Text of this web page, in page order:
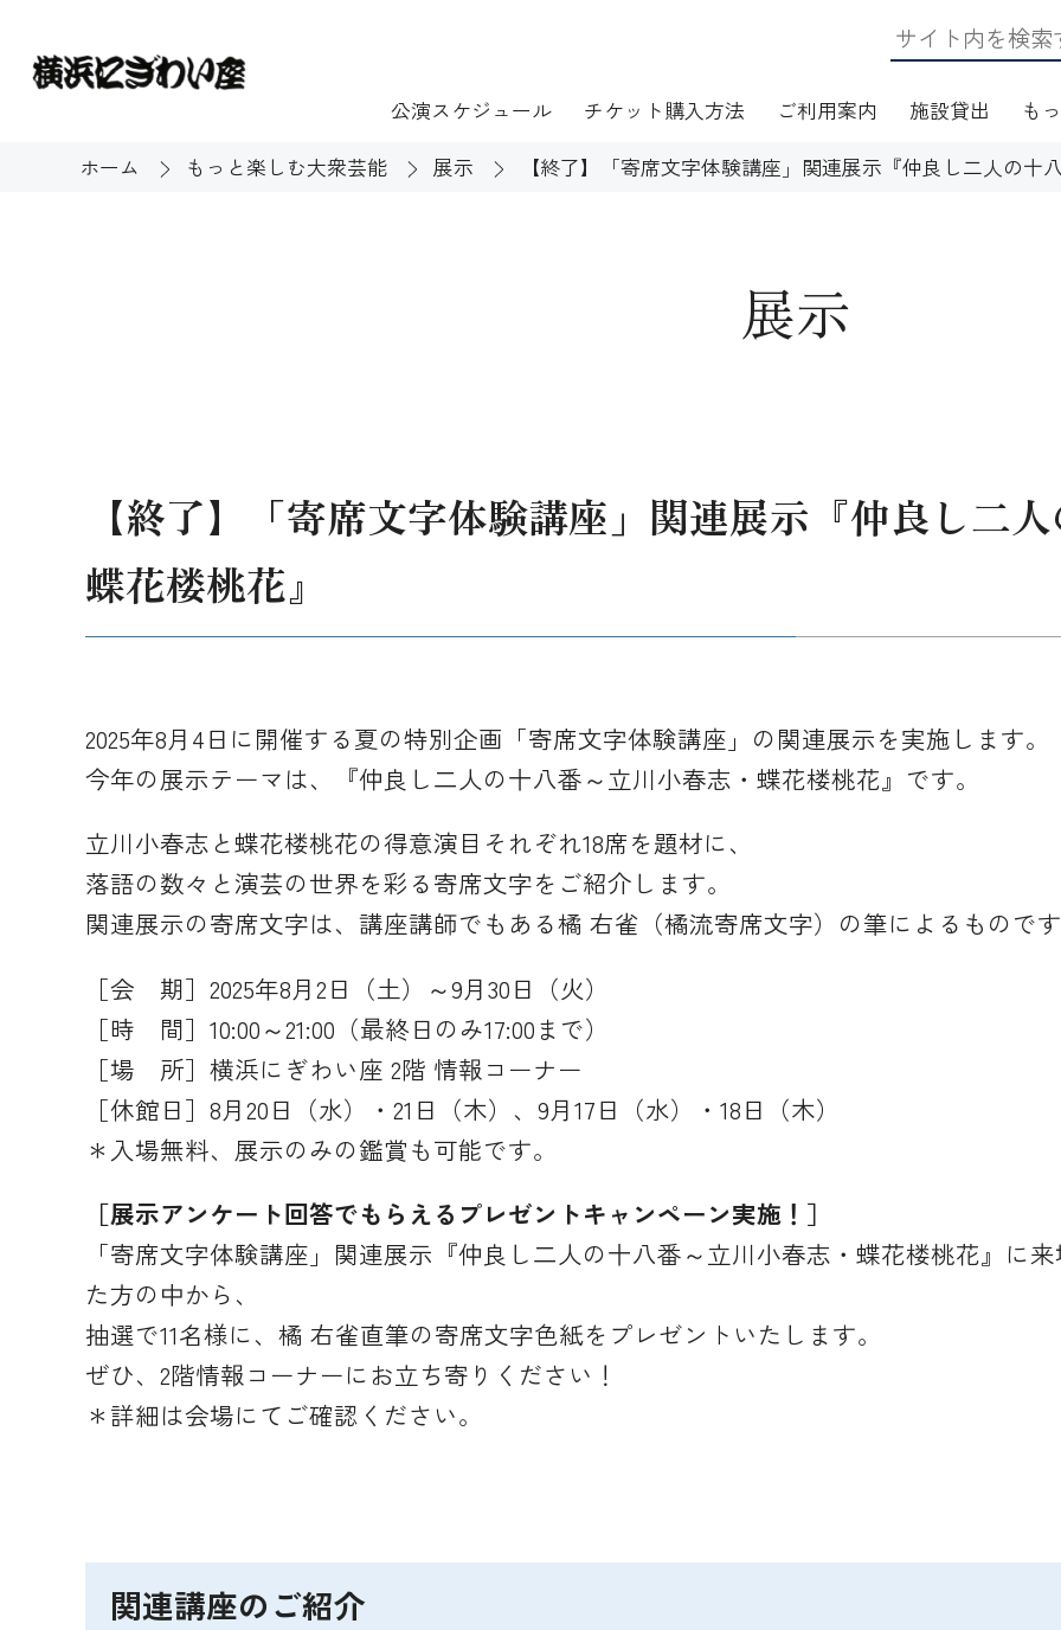
公演スケジュール チケット購入方法 ご利用案内
フロアマップ
施設貸出
施設資料
も
ワークショップ
ホーム もっと楽しむ大衆芸能 展示 【終了】「寄席文字体験講座」関連展示『仲良し二人の十
展示
【終了】「寄席文字体験講座」関連展示『仲良し二
蝶花楼桃花』
2025年8月4日に開催する夏の特別企画「寄席文字体験講座」の関連展示を実施します。
今年の展示テーマは、『仲良し二人の十八番～立川小春志・蝶花楼桃花』です。
立川小春志と蝶花楼桃花の得意演目それぞれ18席を題材に、
落語の数々と演芸の世界を彩る寄席文字をご紹介します。
関連展示の寄席文字は、講座講師でもある橘 右雀（橘流寄席文字）の筆によるものです
［会 期］2025年8月2日（土）～9月30日（火）
［時 間］10:00～21:00（最終日のみ17:00まで）
［場 所］横浜にぎわい座 2階 情報コーナー
［休館日］8月20日（水）・21日（木）、9月17日（水）・18日（木）
＊入場無料、展示のみの鑑賞も可能です。
［展示アンケート回答でもらえるプレゼントキャンペーン実施！］
「寄席文字体験講座」関連展示『仲良し二人の十八番～立川小春志・蝶花楼桃花』に
た方の中から、
抽選で11名様に、橘 右雀直筆の寄席文字色紙をプレゼントいたします。
ぜひ、2階情報コーナーにお立ち寄りください！
＊詳細は会場にてご確認ください。
関連講座のご紹介